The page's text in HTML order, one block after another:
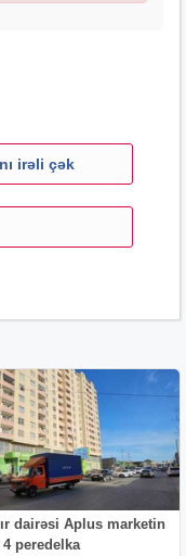
irəli çək
dairəsi Aplus marketin
4 peredelka